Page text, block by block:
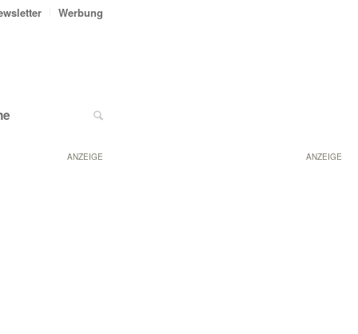
ANZEIGE
Werbung
ANZEIGE